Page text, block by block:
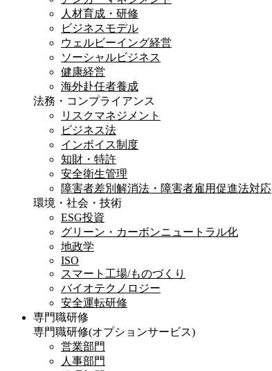
人材育成・研修
ビジネスモデル
ウェルビーイング経営
ソーシャルビジネス
健康経営
海外赴任者養成
法務・コンプライアンス
リスクマネジメント
ビジネス法
インボイス制度
知財・特許
安全衛生管理
障害者差別解消法・障害者雇用促進法対応
環境・社会・技術
ESG投資
グリーン・カーボンニュートラル化
地政学
ISO
スマート工場/ものづくり
バイオテクノロジー
安全運転研修
専門職研修
専門職研修(オプションサービス)
営業部門
人事部門